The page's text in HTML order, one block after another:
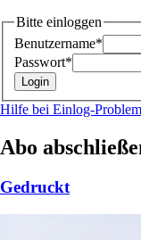
Bitte einloggen
Benutzername*
Passwort*
Hilfe bei Einlog-
Abo
Gedruckt